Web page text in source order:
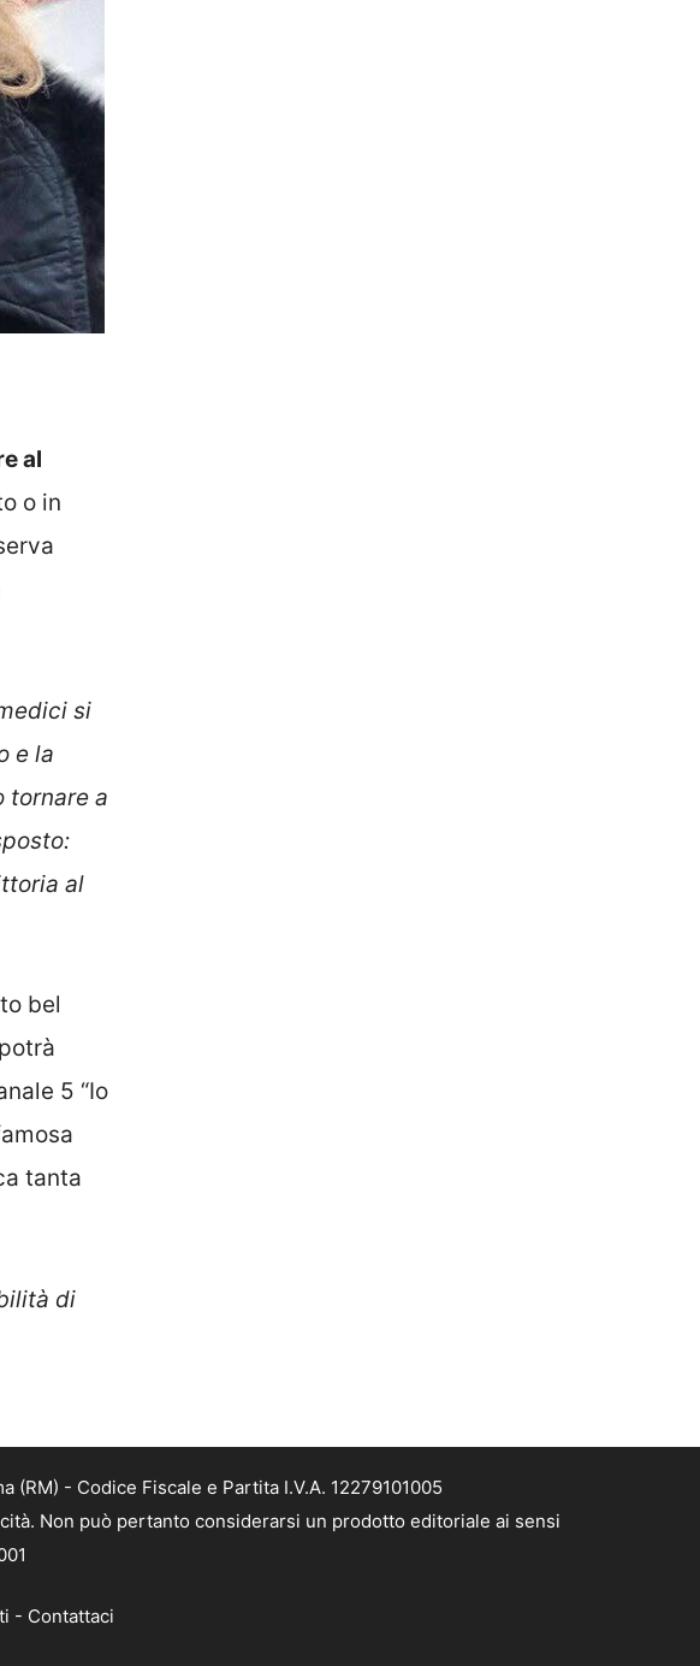
al
o in
si
e la
tornare a
al
bel
5 “Io
tanta
di
(RM) - Codice Fiscale e Partita I.V.A. 12279101005
Non può pertanto considerarsi un prodotto editoriale ai sensi
- Contattaci